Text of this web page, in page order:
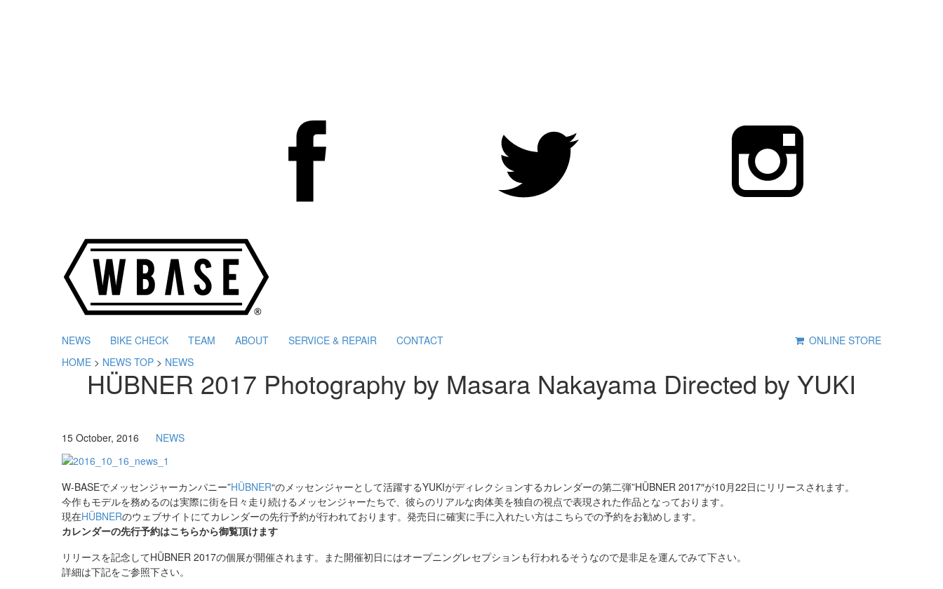
NEWS BIKE CHECK TEAM ABOUT SERVICE & REPAIR CONTACT
ONLINE STORE
HOME > NEWS TOP > NEWS
HÜBNER 2017 Photography by Masara Nakayama Directed by YUKI
15 October, 2016 NEWS
W-BASEでメッセンジャーカンパニー”HÜBNER“のメッセンジャーとして活躍するYUKIがディレクションするカレンダーの第二弾”HÜBNER 2017″が10月22日にリリースされます。
今作もモデルを務めるのは実際に街を日々走り続けるメッセンジャーたちで、彼らのリアルな肉体美を独自の視点で表現された作品となっております。
現在HÜBNERのウェブサイトにてカレンダーの先行予約が行われております。発売日に確実に手に入れたい方はこちらでの予約をお勧めします。
カレンダーの先行予約はこちらから御覧頂けます
リリースを記念してHÜBNER 2017の個展が開催されます。また開催初日にはオープニングレセプションも行われるそうなので是非足を運んでみて下さい。
詳細は下記をご参照下さい。